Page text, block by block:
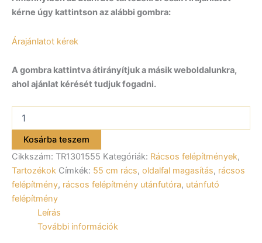
kérne úgy kattintson az alábbi gombra:
Árajánlatot kérek
A gombra kattintva átirányítjuk a másik weboldalunkra,
ahol ajánlat kérését tudjuk fogadni.
felépítmény
550
magas
ALFA
13015,
23015,
43015
utánfutóhoz
mennyiség
Kosárba teszem
Cikkszám: TR1301555 Kategóriák: Rácsos felépítmények,
Tartozékok Címkék: 55 cm rács, oldalfal magasítás, rácsos
felépítmény, rácsos felépítmény utánfutóra, utánfutó
felépítmény
Leírás
További információk